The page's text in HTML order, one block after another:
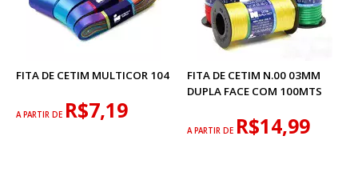
FITA DE CETIM MULTICOR 104
A PARTIR DE R$7,19
FITA DE CETIM N.00 03MM
DUPLA FACE COM 100MTS
A PARTIR DE R$14,99